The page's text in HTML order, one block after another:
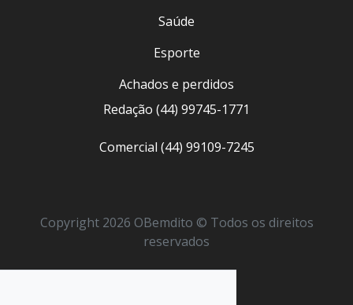
Saúde
Esporte
Achados e perdidos
Redação (44) 99745-1771
Comercial (44) 99109-7245
Copyright 2026 OBemdito © Todos os direitos
reservados